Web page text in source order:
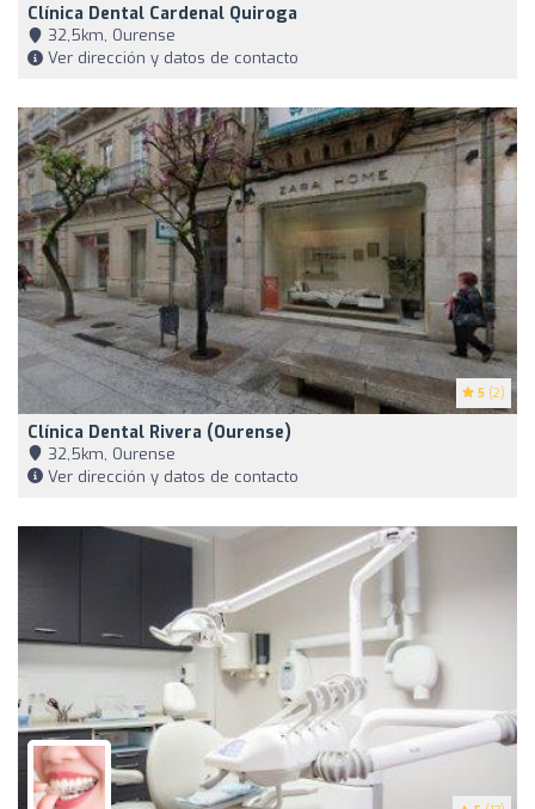
Clínica Dental Cardenal Quiroga
32,5km, Ourense
Ver dirección y datos de contacto
5 (2)
Clínica Dental Rivera (Ourense)
32,5km, Ourense
Ver dirección y datos de contacto